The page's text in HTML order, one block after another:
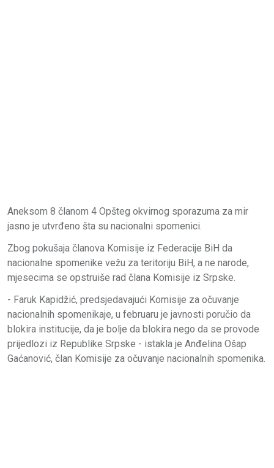
Aneksom 8 članom 4 Opšteg okvirnog sporazuma za mir
jasno je utvrđeno šta su nacionalni spomenici.
Zbog pokušaja članova Komisije iz Federacije BiH da
nacionalne spomenike vežu za teritoriju BiH, a ne narode,
mjesecima se opstruiše rad člana Komisije iz Srpske.
- Faruk Kapidžić, predsjedavajući Komisije za očuvanje
nacionalnih spomenikaje, u februaru je javnosti poručio da
blokira institucije, da je bolje da blokira nego da se provode
prijedlozi iz Republike Srpske - istakla je Anđelina Ošap
Gaćanović, član Komisije za očuvanje nacionalnih spomenika.